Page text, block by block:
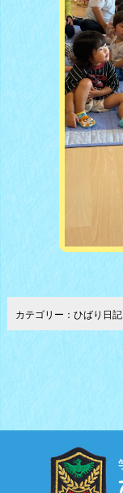
カテゴリー：ひばり日記